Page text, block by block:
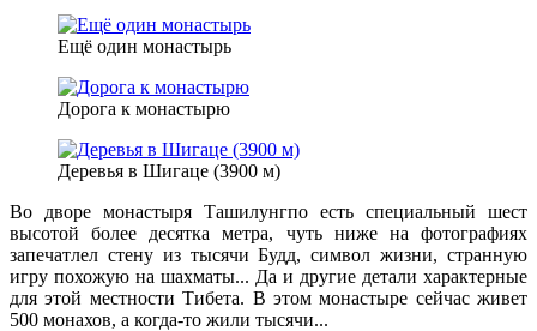
Ещё один монастырь
Дорога к монастырю
Деревья в Шигаце (3900 м)
Во дворе монастыря Ташилунгпо есть специальный шест
высотой более десятка метра, чуть ниже на фотографиях
запечатлел стену из тысячи Будд, символ жизни, странную
игру похожую на шахматы... Да и другие детали характерные
для этой местности Тибета. В этом монастыре сейчас живет
500 монахов, а когда-то жили тысячи...